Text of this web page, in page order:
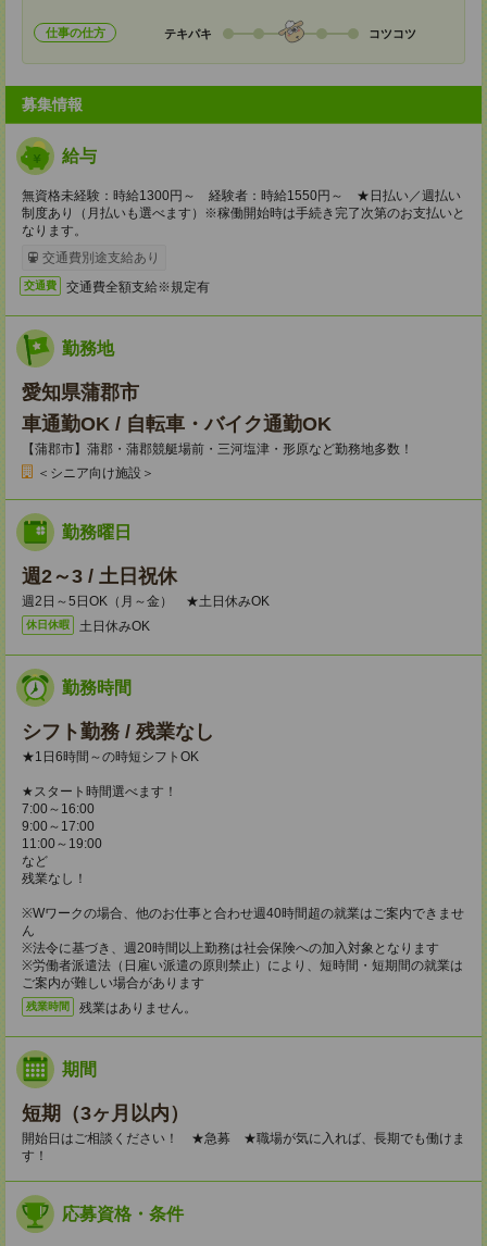
仕事の仕方 テキパキ コツコツ
募集情報
給与
無資格未経験：時給1300円～ 経験者：時給1550円～ ★日払い／週払い
制度あり（月払いも選べます）※稼働開始時は手続き完了次第のお支払いと
なります。
交通費別途支給あり
交通費 交通費全額支給※規定有
勤務地
愛知県蒲郡市
車通勤OK / 自転車・バイク通勤OK
【蒲郡市】蒲郡・蒲郡競艇場前・三河塩津・形原など勤務地多数！
＜シニア向け施設＞
勤務曜日
週2～3 / 土日祝休
週2日～5日OK（月～金） ★土日休みOK
休日休暇 土日休みOK
勤務時間
シフト勤務 / 残業なし
★1日6時間～の時短シフトOK
★スタート時間選べます！
7:00～16:00
9:00～17:00
11:00～19:00
など
残業なし！
※Wワークの場合、他のお仕事と合わせ週40時間超の就業はご案内できませ
ん
※法令に基づき、週20時間以上勤務は社会保険への加入対象となります
※労働者派遣法（日雇い派遣の原則禁止）により、短時間・短期間の就業は
ご案内が難しい場合があります
残業時間 残業はありません。
期間
短期（3ヶ月以内）
開始日はご相談ください！ ★急募 ★職場が気に入れば、長期でも働けま
す！
応募資格・条件